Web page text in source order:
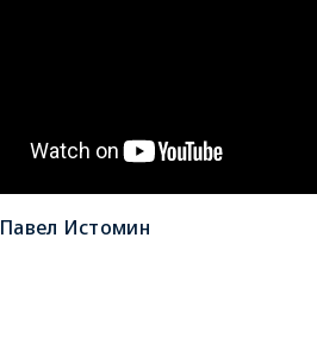
Павел Истомин